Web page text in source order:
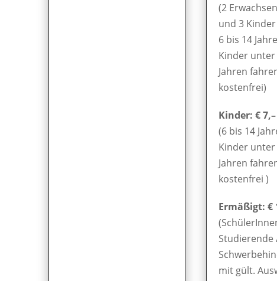
(2
und 3
6 bis 14
Kinder unter
Jahren
kostenfrei)
Kinder: € 7,–
(6 bis 14
Kinder unter
Jahren
kostenfrei )
Ermäßigt: €
Studierende
mit gült.